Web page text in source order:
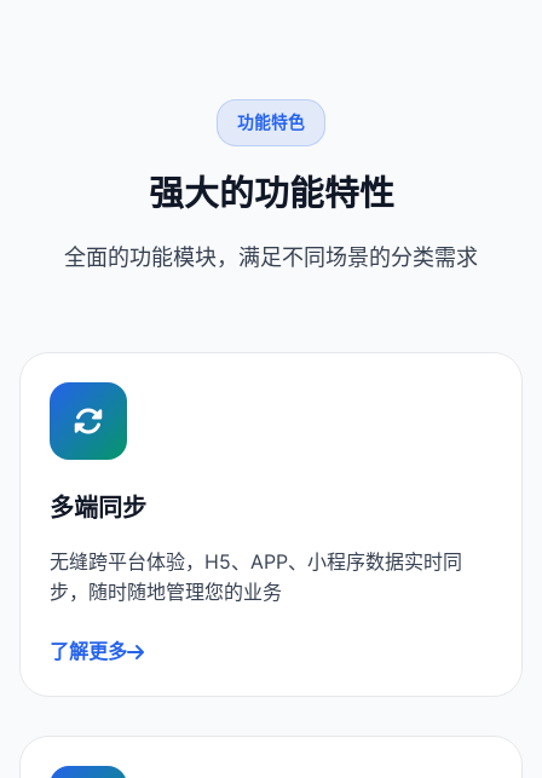
功能特色
强大的功能特性
全面的功能模块，满足不同场景的分类需求
多端同步
无缝跨平台体验，H5、APP、小程序数据实时同
步，随时随地管理您的业务
了解更多